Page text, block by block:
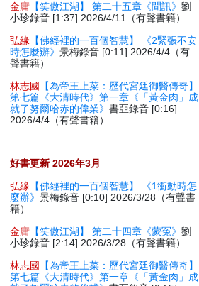
金庸 【笑傲江湖】 第二十五章《聞訊》劉
小珍錄音 [1:37] 2026/4/11（有聲書籍）
弘緣 【佛經裡的一百個智慧】 《2緊張不安
時怎麼辦》景梅錄音 [0:11] 2026/4/4（有
聲書籍）
林志國
【為帝王上菜：歷代宮廷御醫傳奇】
第七篇《大清時代》第一章《「黃金肉」成
就了努爾哈赤的偉業》書亞錄音 [0:16]
2026/4/4（有聲書籍）
好書更新 2026年3月
弘緣 【佛經裡的一百個智慧】 《1衝動時怎
麼辦》景梅錄音 [0:10] 2026/3/28（有聲書
籍）
金庸 【笑傲江湖】 第二十四章《蒙冤》劉
小珍錄音 [2:14] 2026/3/28（有聲書籍）
林志國
【為帝王上菜：歷代宮廷御醫傳奇】
第七篇《大清時代》第一章《「黃金肉」成